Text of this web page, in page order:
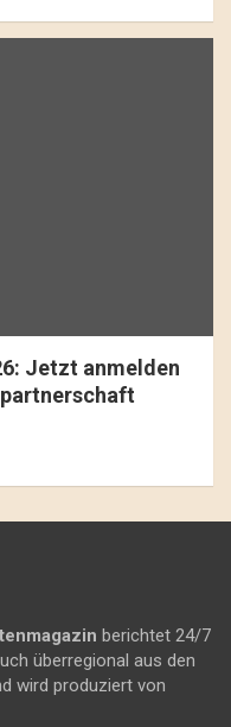
Jetzt anmelden
berichtet 24/7
überregional aus den
wird produziert von